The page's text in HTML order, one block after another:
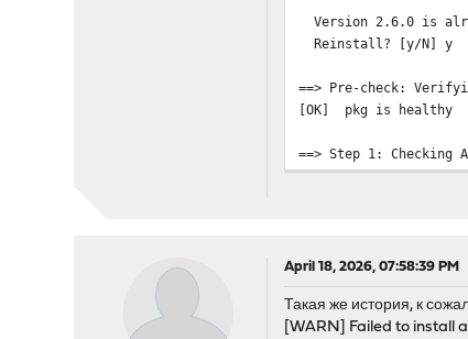
Version 2.6.0 is
Reinstall? [y/N] y
==> Pre-check:
[OK] pkg is healthy
==> Step 1: Checking
Install from
[OK] pkg locked
Updating FreeBSD-
April 18, 2026, 07:58:39 PM
Такая же история, к
[WARN] Failed to install